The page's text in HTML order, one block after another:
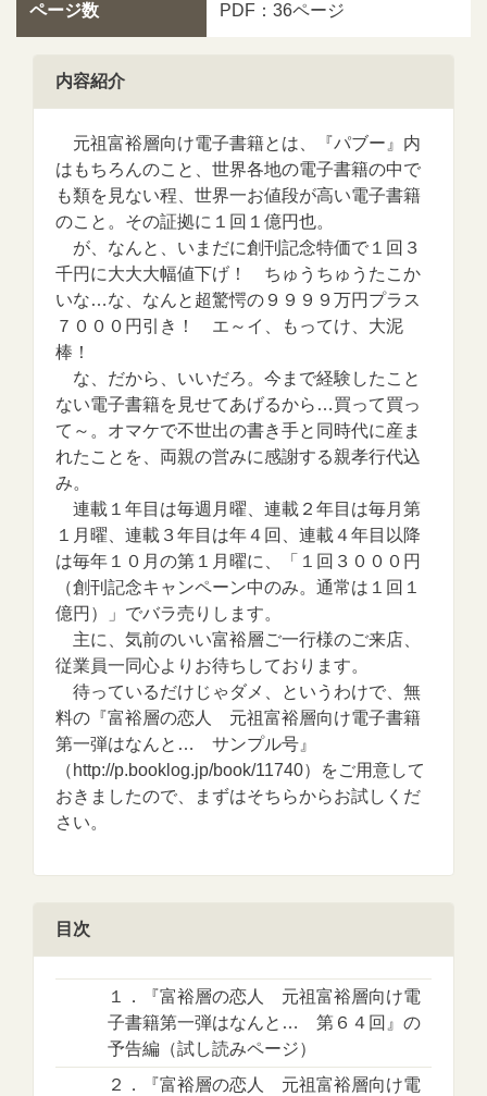
ページ数 PDF：36ページ
内容紹介
元祖富裕層向け電子書籍とは、『パブー』内
はもちろんのこと、世界各地の電子書籍の中で
も類を見ない程、世界一お値段が高い電子書籍
のこと。その証拠に１回１億円也。
が、なんと、いまだに創刊記念特価で１回３
千円に大大大幅値下げ！ ちゅうちゅうたこか
いな…な、なんと超驚愕の９９９９万円プラス
７０００円引き！ エ～イ、もってけ、大泥
棒！
な、だから、いいだろ。今まで経験したこと
ない電子書籍を見せてあげるから…買って買っ
て～。オマケで不世出の書き手と同時代に産ま
れたことを、両親の営みに感謝する親孝行代込
み。
連載１年目は毎週月曜、連載２年目は毎月第
１月曜、連載３年目は年４回、連載４年目以降
は毎年１０月の第１月曜に、「１回３０００円
（創刊記念キャンペーン中のみ。通常は１回１
億円）」でバラ売りします。
主に、気前のいい富裕層ご一行様のご来店、
従業員一同心よりお待ちしております。
待っているだけじゃダメ、というわけで、無
料の『富裕層の恋人 元祖富裕層向け電子書籍
第一弾はなんと… サンプル号』
（http://p.booklog.jp/book/11740）をご用意して
おきましたので、まずはそちらからお試しくだ
さい。
目次
１．『富裕層の恋人 元祖富裕層向け電
子書籍第一弾はなんと… 第６４回』の
予告編（試し読みページ）
２．『富裕層の恋人 元祖富裕層向け電